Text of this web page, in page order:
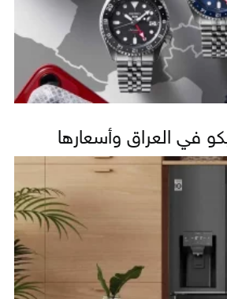
في العراق وأسعارها